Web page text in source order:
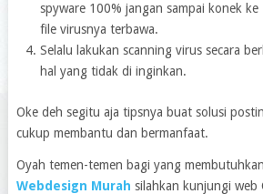
spyware 100% jangan sampai konek ke
file virusnya terbawa.
Selalu lakukan scanning virus secara
hal yang tidak di inginkan.
Oke deh segitu aja tipsnya buat solusi
cukup membantu dan bermanfaat.
Oyah temen-temen bagi yang membutuhkan
Webdesign Murah silahkan kunjungi web